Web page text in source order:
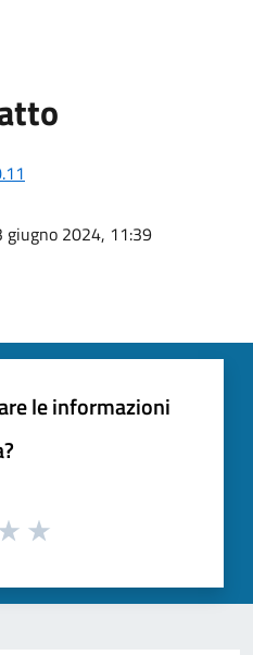
giugno 2024, 11:39
le informazioni